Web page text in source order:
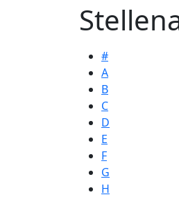
#
A
B
C
D
E
F
G
H